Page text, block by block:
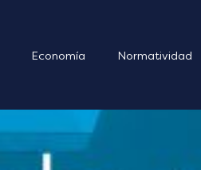
Economía Normatividad